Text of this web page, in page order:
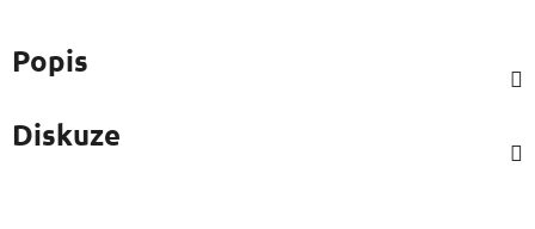
Popis
Diskuze